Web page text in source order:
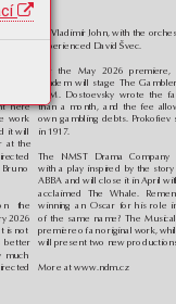
here
work
it will
r at the
rected
no
n the
ry 2026
t is not
better
much
cted
by Vladimír John, with the orche
experienced David Švec.
For the May 2026 premiere
nde m will stage The Gamble
. M. Dostoevsky wrote the
than a month, a nd the fee al
own gambling debts. Prokoﬁev
n 191 7.
The NMST Drama Company
with a play inspired by the stor
ABBA and will c lose it in April wi
acclaimed The Whale.
winning a n Oscar for his role
of the same name? The Music
premiere of an original work, whil
will present two new productio
More at www.ndm.cz